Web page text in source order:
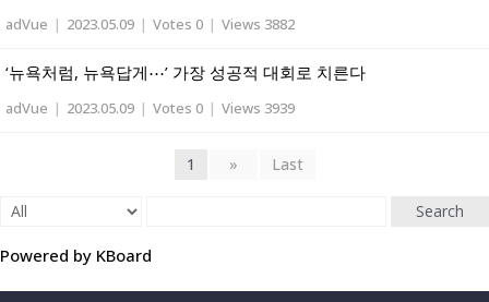
adVue | 2023.05.09 | Votes 0 | Views 3882
‘뉴욕처럼, 뉴욕답게⋯’ 가장 성공적 대회로 치른다
adVue | 2023.05.09 | Votes 0 | Views 3939
1 » Last
Search
Powered by KBoard